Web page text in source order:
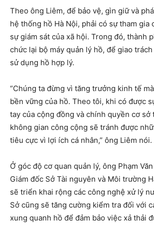
Theo ông Liêm, để bảo vệ, gìn giữ và
hệ thống hồ Hà Nội, phải có sự tham gia
sự giám sát của xã hội. Trong đó, thành
chức lại bộ máy quản lý hồ, để giao
sử dụng hồ hợp lý.
“Chúng ta đừng vì tăng trưởng kinh tế
bền vững của hồ. Theo tôi, khi có được
tay của cộng đồng và chính quyền cơ sở
không gian công cộng sẽ tránh được
tiêu cực vì lợi ích cá nhân,” ông Liêm nói.
Ở góc độ cơ quan quản lý, ông Phạm
Giám đốc Sở Tài nguyên và Môi trường
sẽ triển khai rộng các công nghệ xử lý
Sở cũng sẽ tăng cường kiểm tra đối với
xung quanh hồ để đảm bảo việc xả thải